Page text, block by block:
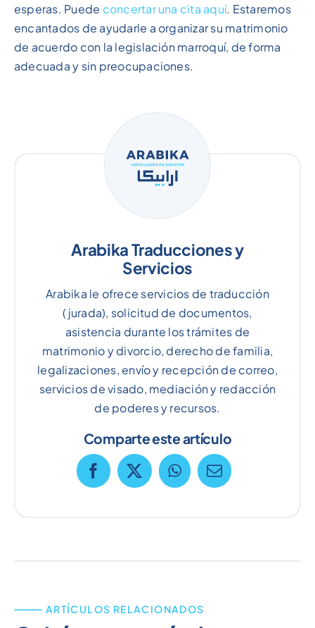
esperas. Puede concertar una cita aquí. Estaremos
encantados de ayudarle a organizar su matrimonio
de acuerdo con la legislación marroquí, de forma
adecuada y sin preocupaciones.
Arabika Traducciones y
Servicios
Arabika le ofrece servicios de traducción
(jurada), solicitud de documentos,
asistencia durante los trámites de
matrimonio y divorcio, derecho de familia,
legalizaciones, envío y recepción de correo,
servicios de visado, mediación y redacción
de poderes y recursos.
Comparte este artículo
⸻ ARTÍCULOS RELACIONADOS